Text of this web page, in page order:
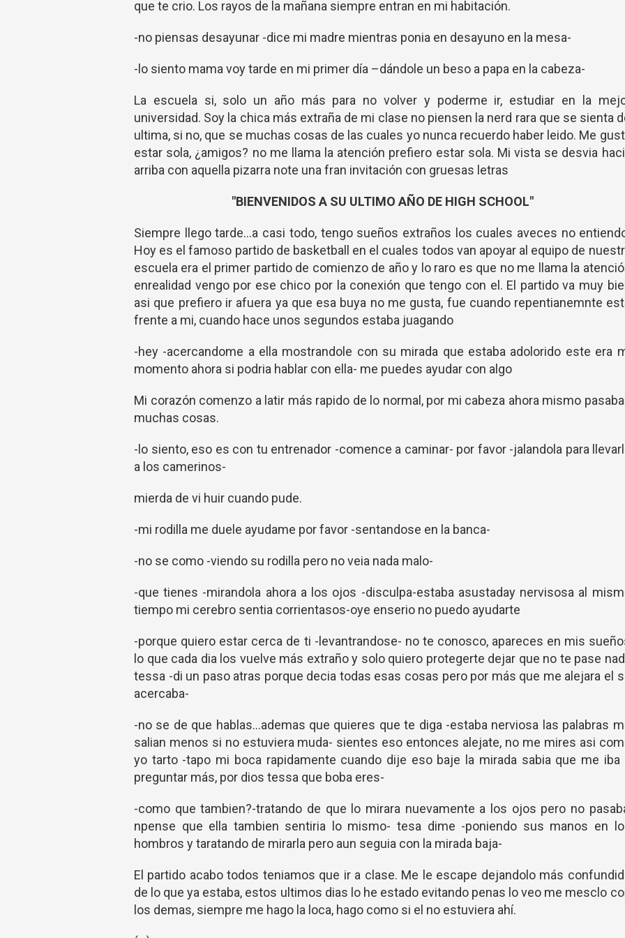
que te crio. Los rayos de la mañana siempre entran en mi habitación.
-no piensas desayunar -dice mi madre mientras ponia en desayuno en la mesa-
-lo siento mama voy tarde en mi primer día –dándole un beso a papa en la cabeza-
La escuela si, solo un año más para no volver y poderme ir, estudiar en la
universidad. Soy la chica más extraña de mi clase no piensen la nerd rara que se sienta
ultima, si no, que se muchas cosas de las cuales yo nunca recuerdo haber leido. Me
estar sola, ¿amigos? no me llama la atención prefiero estar sola. Mi vista se desvia
arriba con aquella pizarra note una fran invitación con gruesas letras
"BIENVENIDOS A SU ULTIMO AÑO DE HIGH SCHOOL"
Siempre llego tarde...a casi todo, tengo sueños extraños los cuales aveces no
Hoy es el famoso partido de basketball en el cuales todos van apoyar al equipo de
escuela era el primer partido de comienzo de año y lo raro es que no me llama la
enrealidad vengo por ese chico por la conexión que tengo con el. El partido va muy
asi que prefiero ir afuera ya que esa buya no me gusta, fue cuando repentianemnte
frente a mi, cuando hace unos segundos estaba juagando
-hey -acercandome a ella mostrandole con su mirada que estaba adolorido este era
momento ahora si podria hablar con ella- me puedes ayudar con algo
Mi corazón comenzo a latir más rapido de lo normal, por mi cabeza ahora mismo
muchas cosas.
-lo siento, eso es con tu entrenador -comence a caminar- por favor -jalandola para
a los camerinos-
mierda de vi huir cuando pude.
-mi rodilla me duele ayudame por favor -sentandose en la banca-
-no se como -viendo su rodilla pero no veia nada malo-
-que tienes -mirandola ahora a los ojos -disculpa-estaba asustaday nervisosa al
tiempo mi cerebro sentia corrientasos-oye enserio no puedo ayudarte
-porque quiero estar cerca de ti -levantrandose- no te conosco, apareces en mis
lo que cada dia los vuelve más extraño y solo quiero protegerte dejar que no te pase
tessa -di un paso atras porque decia todas esas cosas pero por más que me alejara el
acercaba-
-no se de que hablas...ademas que quieres que te diga -estaba nerviosa las palabras
salian menos si no estuviera muda- sientes eso entonces alejate, no me mires asi
yo tarto -tapo mi boca rapidamente cuando dije eso baje la mirada sabia que me iba
preguntar más, por dios tessa que boba eres-
-como que tambien?-tratando de que lo mirara nuevamente a los ojos pero no
npense que ella tambien sentiria lo mismo- tesa dime -poniendo sus manos en
hombros y taratando de mirarla pero aun seguia con la mirada baja-
El partido acabo todos teniamos que ir a clase. Me le escape dejandolo más
de lo que ya estaba, estos ultimos dias lo he estado evitando penas lo veo me mesclo
los demas, siempre me hago la loca, hago como si el no estuviera ahí.